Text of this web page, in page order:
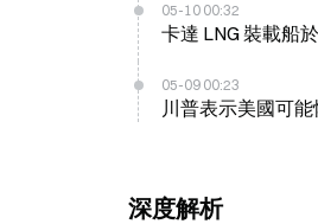
05-10 00:32
卡達 LNG 裝載船
05-09 00:23
川普表示美國可
深度解析